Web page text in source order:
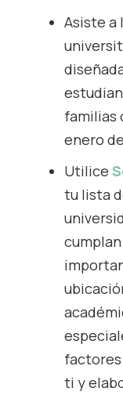
Asiste a
familias
enero
Utilice
tu lista
factores
ti y